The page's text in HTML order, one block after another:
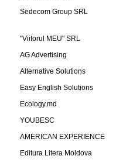
Sedecom Group SRL
"Viitorul MEU" SRL
AG Advertising
Alternative Solutions
Easy English Solutions
Ecology.md
YOUBESC
AMERICAN EXPERIENCE
Editura Litera Moldova